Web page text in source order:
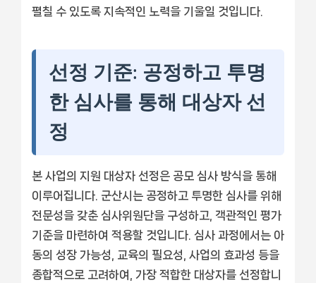
펼칠 수 있도록 지속적인 노력을 기울일 것입니다.
선정 기준: 공정하고 투명
한 심사를 통해 대상자 선
정
본 사업의 지원 대상자 선정은 공모 심사 방식을 통해
이루어집니다. 군산시는 공정하고 투명한 심사를 위해
전문성을 갖춘 심사위원단을 구성하고, 객관적인 평가
기준을 마련하여 적용할 것입니다. 심사 과정에서는 아
동의 성장 가능성, 교육의 필요성, 사업의 효과성 등을
종합적으로 고려하여, 가장 적합한 대상자를 선정합니